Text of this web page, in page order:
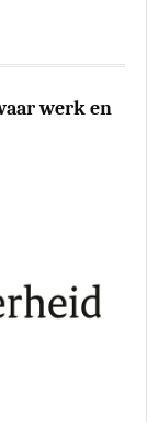
werk en